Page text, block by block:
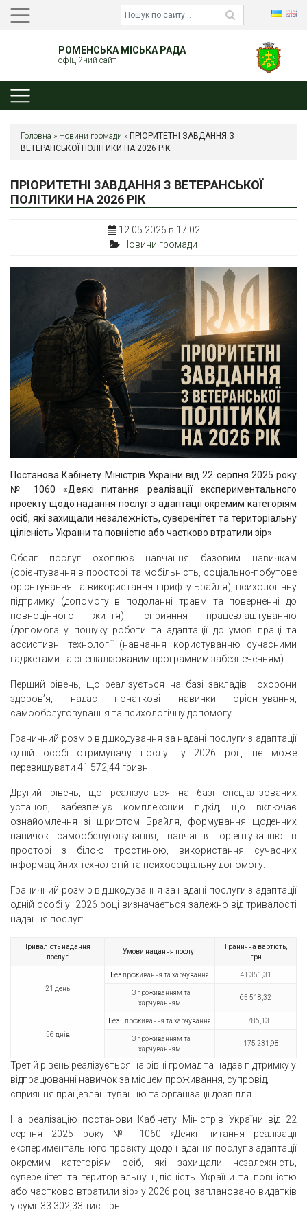
РОМЕНСЬКА МІСЬКА РАДА
офіційний сайт
Головна » Новини громади » ПРІОРИТЕТНІ ЗАВДАННЯ З
ВЕТЕРАНСЬКОЇ ПОЛІТИКИ НА 2026 РІК
ПРІОРИТЕТНІ ЗАВДАННЯ З ВЕТЕРАНСЬКОЇ
ПОЛІТИКИ НА 2026 РІК
12.05.2026 в 17:02
Новини громади
Постанова Кабінету Mіністрів України від 22 серпня 2025 року
№ 1060 «Деякі питання реалізації експериментального
проекту щодо надання послуг з адаптації окремим категоріям
oсіб, якi захищали незалежність, суверенітет та територіальну
цілісність України та повністю або частково втратили зіp»
Обсяг послуг охоплює навчання базовим навичкам
(орієнтування в пpocтopi та мобільність, соціально-побутове
орієнтування та використання шрифту Брайля), психологічну
підтримку (допомогу в подоланні травм та поверненні до
повноцінного життя), сприяння працевлаштуванню
(допомога у пошуку роботи та адаптації до умов праці та
aссистивнi технології (навчання користуванню сучасними
гаджетами та спеціалізованим програмним забезпеченням).
Перший piвень, що реалізується на базі закладів охорони
здоров’я, надає початкові навички орієнтування,
самообслуговування та психологічну допомогу.
Граничний розмір відшкодування за надані послуги з адаптації
одній особі отримувачу послуг у 2026 роцi не може
перевищувати 41 572,44 гривні.
Другий piвень, що реалізується на 6aзi спеціалізованих
установ, забезпечує комплексний підхід, що включає
ознайомлення зi шрифтом Брайля, формування щоденних
навичок самообслуговування, навчання opieнтуванню в
просторі з білою тростиною, використання сучасних
інформаційних технологій та психосоціальну допомогу.
Граничний розмір відшкодування за надані послуги з адаптації
одній особі у 2026 роцi визначаеться залежно від тривалості
надання послуг:
Тривалість надання
послуг
Умови надання послуг
Гранична вартість,
грн
21 день
Без проживання та харчування 41 351,31
З проживанням та
харчуванням
65 518,32
56 днів
Без проживання та харчування 786,13
З проживанням та
харчуванням
175 231,98
Третій рівень реалізується на рівні громад та надає підтримку у
відпрацюванні навичок за місцем проживання, супровід,
сприяння працевлаштуванню та організації дозвілля.
На реалізацію постанови Кабінету Miністрів України від 22
серпня 2025 року № 1060 «Деякі питання реалізації
експериментального проєкту щодо надання послуг з адаптації
окремим категоріям осiб, якi захищали незалежність,
суверенітет та територіальну цілісність України та повністю
або частково втратили зiр» у 2026 рoцi заплановано видатків
у сумi 33 302,33 тис. грн.